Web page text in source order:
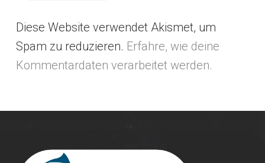
Alternative:
Diese Website verwendet Akismet, um
Spam zu reduzieren. Erfahre, wie deine
Kommentardaten verarbeitet werden.